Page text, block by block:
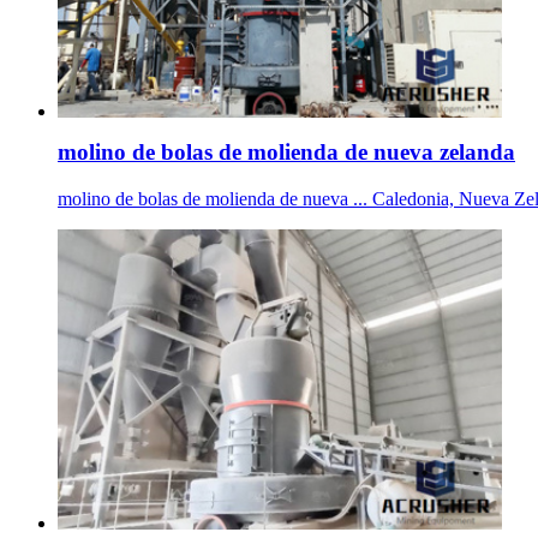
molino de bolas de molienda de nueva zelanda
molino de bolas de molienda de nueva ... Caledonia, Nueva